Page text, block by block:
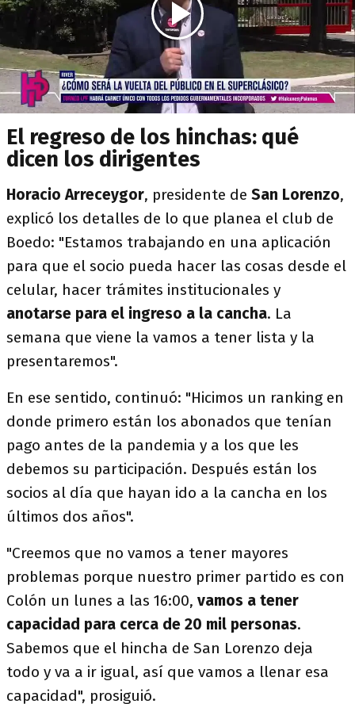
El regreso de los hinchas: qué
dicen los dirigentes
Horacio Arreceygor, presidente de San Lorenzo,
explicó los detalles de lo que planea el club de
Boedo: "Estamos trabajando en una aplicación
para que el socio pueda hacer las cosas desde el
celular, hacer trámites institucionales y
anotarse para el ingreso a la cancha. La
semana que viene la vamos a tener lista y la
presentaremos".
En ese sentido, continuó: "Hicimos un ranking en
donde primero están los abonados que tenían
pago antes de la pandemia y a los que les
debemos su participación. Después están los
socios al día que hayan ido a la cancha en los
últimos dos años".
"Creemos que no vamos a tener mayores
problemas porque nuestro primer partido es con
Colón un lunes a las 16:00, vamos a tener
capacidad para cerca de 20 mil personas.
Sabemos que el hincha de San Lorenzo deja
todo y va a ir igual, así que vamos a llenar esa
capacidad", prosiguió.